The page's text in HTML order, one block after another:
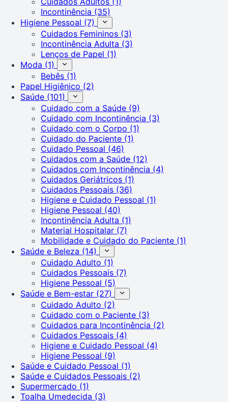
Incontinência (35)
Higiene Pessoal (7)
Cuidados Femininos (3)
Incontinência Adulta (3)
Lenços de Papel (1)
Moda (1)
Bebês (1)
Papel Higiênico (2)
Saúde (101)
Cuidado com a Saúde (9)
Cuidado com Incontinência (3)
Cuidado com o Corpo (1)
Cuidado do Paciente (1)
Cuidado Pessoal (46)
Cuidados com a Saúde (12)
Cuidados com Incontinência (4)
Cuidados Geriátricos (1)
Cuidados Pessoais (36)
Higiene e Cuidado Pessoal (1)
Higiene Pessoal (40)
Incontinência Adulta (1)
Material Hospitalar (7)
Mobilidade e Cuidado do Paciente (1)
Saúde e Beleza (14)
Cuidado Adulto (1)
Cuidados Pessoais (7)
Higiene Pessoal (5)
Saúde e Bem-estar (27)
Cuidado Adulto (2)
Cuidado com o Paciente (3)
Cuidados para Incontinência (2)
Cuidados Pessoais (4)
Higiene e Cuidado Pessoal (4)
Higiene Pessoal (9)
Saúde e Cuidado Pessoal (1)
Saúde e Cuidados Pessoais (2)
Supermercado (1)
Toalha Umedecida (3)